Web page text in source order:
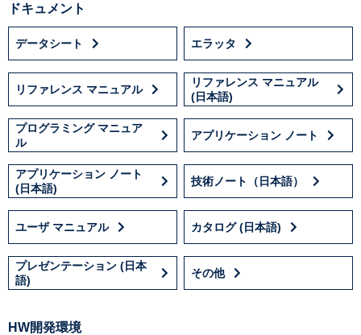
ドキュメント
データシート エラッタ
リファレンス マニュアル
リファレンス マニュアル
(日本語)
プログラミング マニュア
ル
アプリケーション ノート
アプリケーション ノート
(日本語)
技術ノート（日本語）
ユーザ マニュアル カタログ (日本語)
プレゼンテーション (日本
語)
その他
HW開発環境